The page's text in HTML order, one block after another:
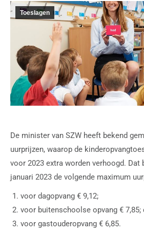
Toeslagen
De minister van SZW heeft bekend
uurprijzen, waarop de
voor 2023 extra worden verhoogd. Dat
januari 2023 de volgende maximum
voor dagopvang € 9,12;
voor buitenschoolse opvang € 7,85;
voor gastouderopvang € 6,85.